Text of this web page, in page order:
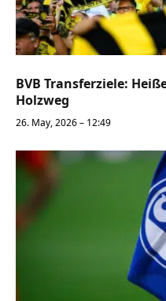
BVB Transferziele:
Holzweg
26. May, 2026 – 12:49